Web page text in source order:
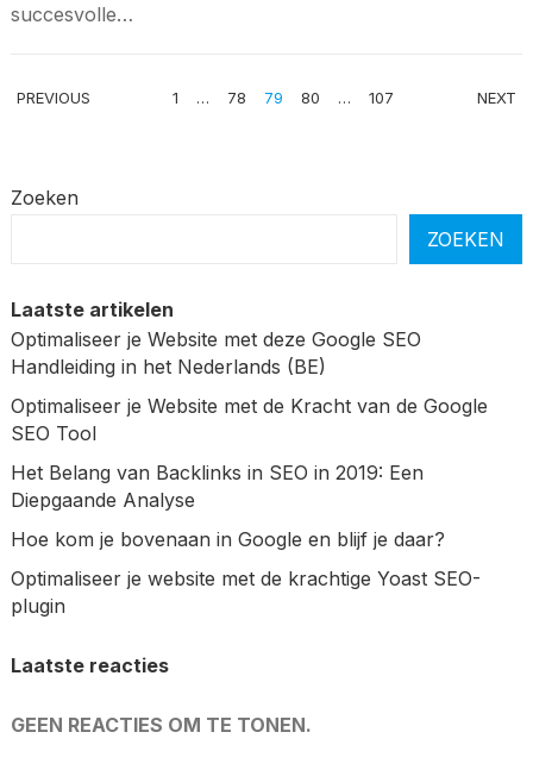
succesvolle…
BERICHTEN
PREVIOUS 1 … 78 79 80 … 107 NEXT
Zoeken
ZOEKEN
Laatste artikelen
Optimaliseer je Website met deze Google SEO
Handleiding in het Nederlands (BE)
Optimaliseer je Website met de Kracht van de Google
SEO Tool
Het Belang van Backlinks in SEO in 2019: Een
Diepgaande Analyse
Hoe kom je bovenaan in Google en blijf je daar?
Optimaliseer je website met de krachtige Yoast SEO-
plugin
Laatste reacties
GEEN REACTIES OM TE TONEN.